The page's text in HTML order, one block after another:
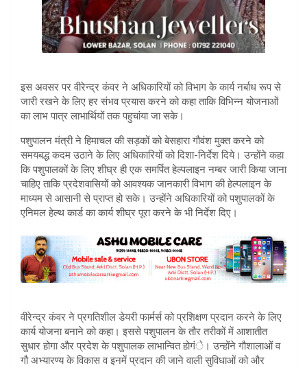
इस अवसर पर वीरेन्द्र कंवर ने अधिकारियों को विभाग के कार्य नर्बाध रूप से
जारी रखने के लिए हर संभव प्रयास करने को कहा ताकि विभिन्न योजनाओं
का लाभ पात्र लाभार्थियों तक पहुचांया जा सके।
पशुपालन मंत्री ने हिमाचल की सड़कों को बेसहारा गौवंश मुक्त करने को
समयबद्ध कदम उठाने के लिए अधिकारियों को दिशा-निर्देश दिये। उन्होंने कहा
कि पशुपालकों के लिए शीघ्र ही एक समर्पित हेल्पलाइन नम्बर जारी किया जाना
चाहिए ताकि प्रदेशवासियों को आवश्यक जानकारी विभाग की हेल्पलाइन के
माध्यम से आसानी से प्राप्त हो सके। उन्होंने अधिकारियों को पशुपालकों के
एनिमल हेल्थ कार्ड का कार्य शीघ्र पूरा करने के भी निर्देश दिए।
वीरेन्द्र कंवर ने प्रगतिशील डेयरी फार्मर्स को प्रशिक्षण प्रदान करने के लिए
कार्य योजना बनाने को कहा। इससे पशुपालन के तौर तरीकों में आशातीत
सुधार होगा और प्रदेश के पशुपालक लाभान्वित होगंे। उन्होंने गौशालाओं व
गौ अभ्यारण्य के विकास व इनमें प्रदान की जाने वाली सुविधाओं को और